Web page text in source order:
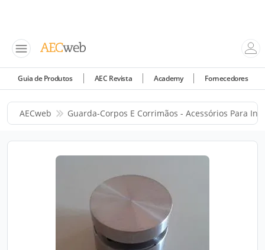
Guia de Produtos AEC Revista Academy Fornecedores
AECweb Guarda-Corpos E Corrimãos - Acessórios Para